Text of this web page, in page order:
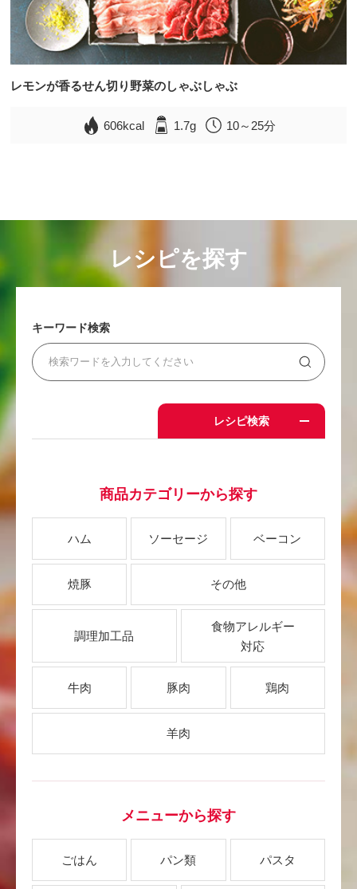
レモンが香るせん切り野菜のしゃぶしゃぶ
606kcal 1.7g 10～25分
レシピを探す
キーワード検索
レシピ検索
商品カテゴリーから探す
ハム ソーセージ ベーコン
焼豚 その他
調理加工品
食物アレルギー
対応
牛肉 豚肉 鶏肉
羊肉
メニューから探す
ごはん パン類 パスタ